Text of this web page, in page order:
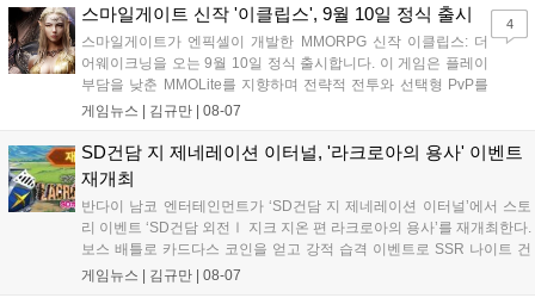
오프라인 연계 프로그램을 순차적으로 선보이며 e스포츠 생태계 확장에
스마일게이트 신작 '이클립스', 9월 10일 정식 출시
스마일게이트가 엔픽셀이 개발한 MMORPG 신작 이클립스: 더
어웨이크닝을 오는 9월 10일 정식 출시합니다. 이 게임은 플레이
부담을 낮춘 MMOLite를 지향하며 전략적 전투와 선택형 PvP를
특징으로 합니다. 현재 공식 홈페이지와 앱 마켓에서 사전등록을
니다. 또한 카카오톡 채널 추가 시 주차별 스페셜 쿠폰과 한정 스
킨, 경품 이벤트 등 풍성한 혜택을 마련해 이용자들의 기대를 모
으고 있습니다....
게임뉴스 | 김규만 | 08-07
4
SD건담 지 제네레이션 이터널, '라크로아의 용사' 이벤트
재개최
반다이 남코 엔터테인먼트가 ‘SD건담 지 제네레이션 이터널’에서 스토
리 이벤트 ‘SD건담 외전Ⅰ 지크 지온 편 라크로아의 용사’를 재개최한다.
보스 배틀로 카드다스 코인을 얻고 강적 습격 이벤트로 SSR 나이트 건
담을 획득할 수 있다. 로그인 보너스로 최대 다이아 3,000개를 지급하며,
게임뉴스 | 김규만 | 08-07